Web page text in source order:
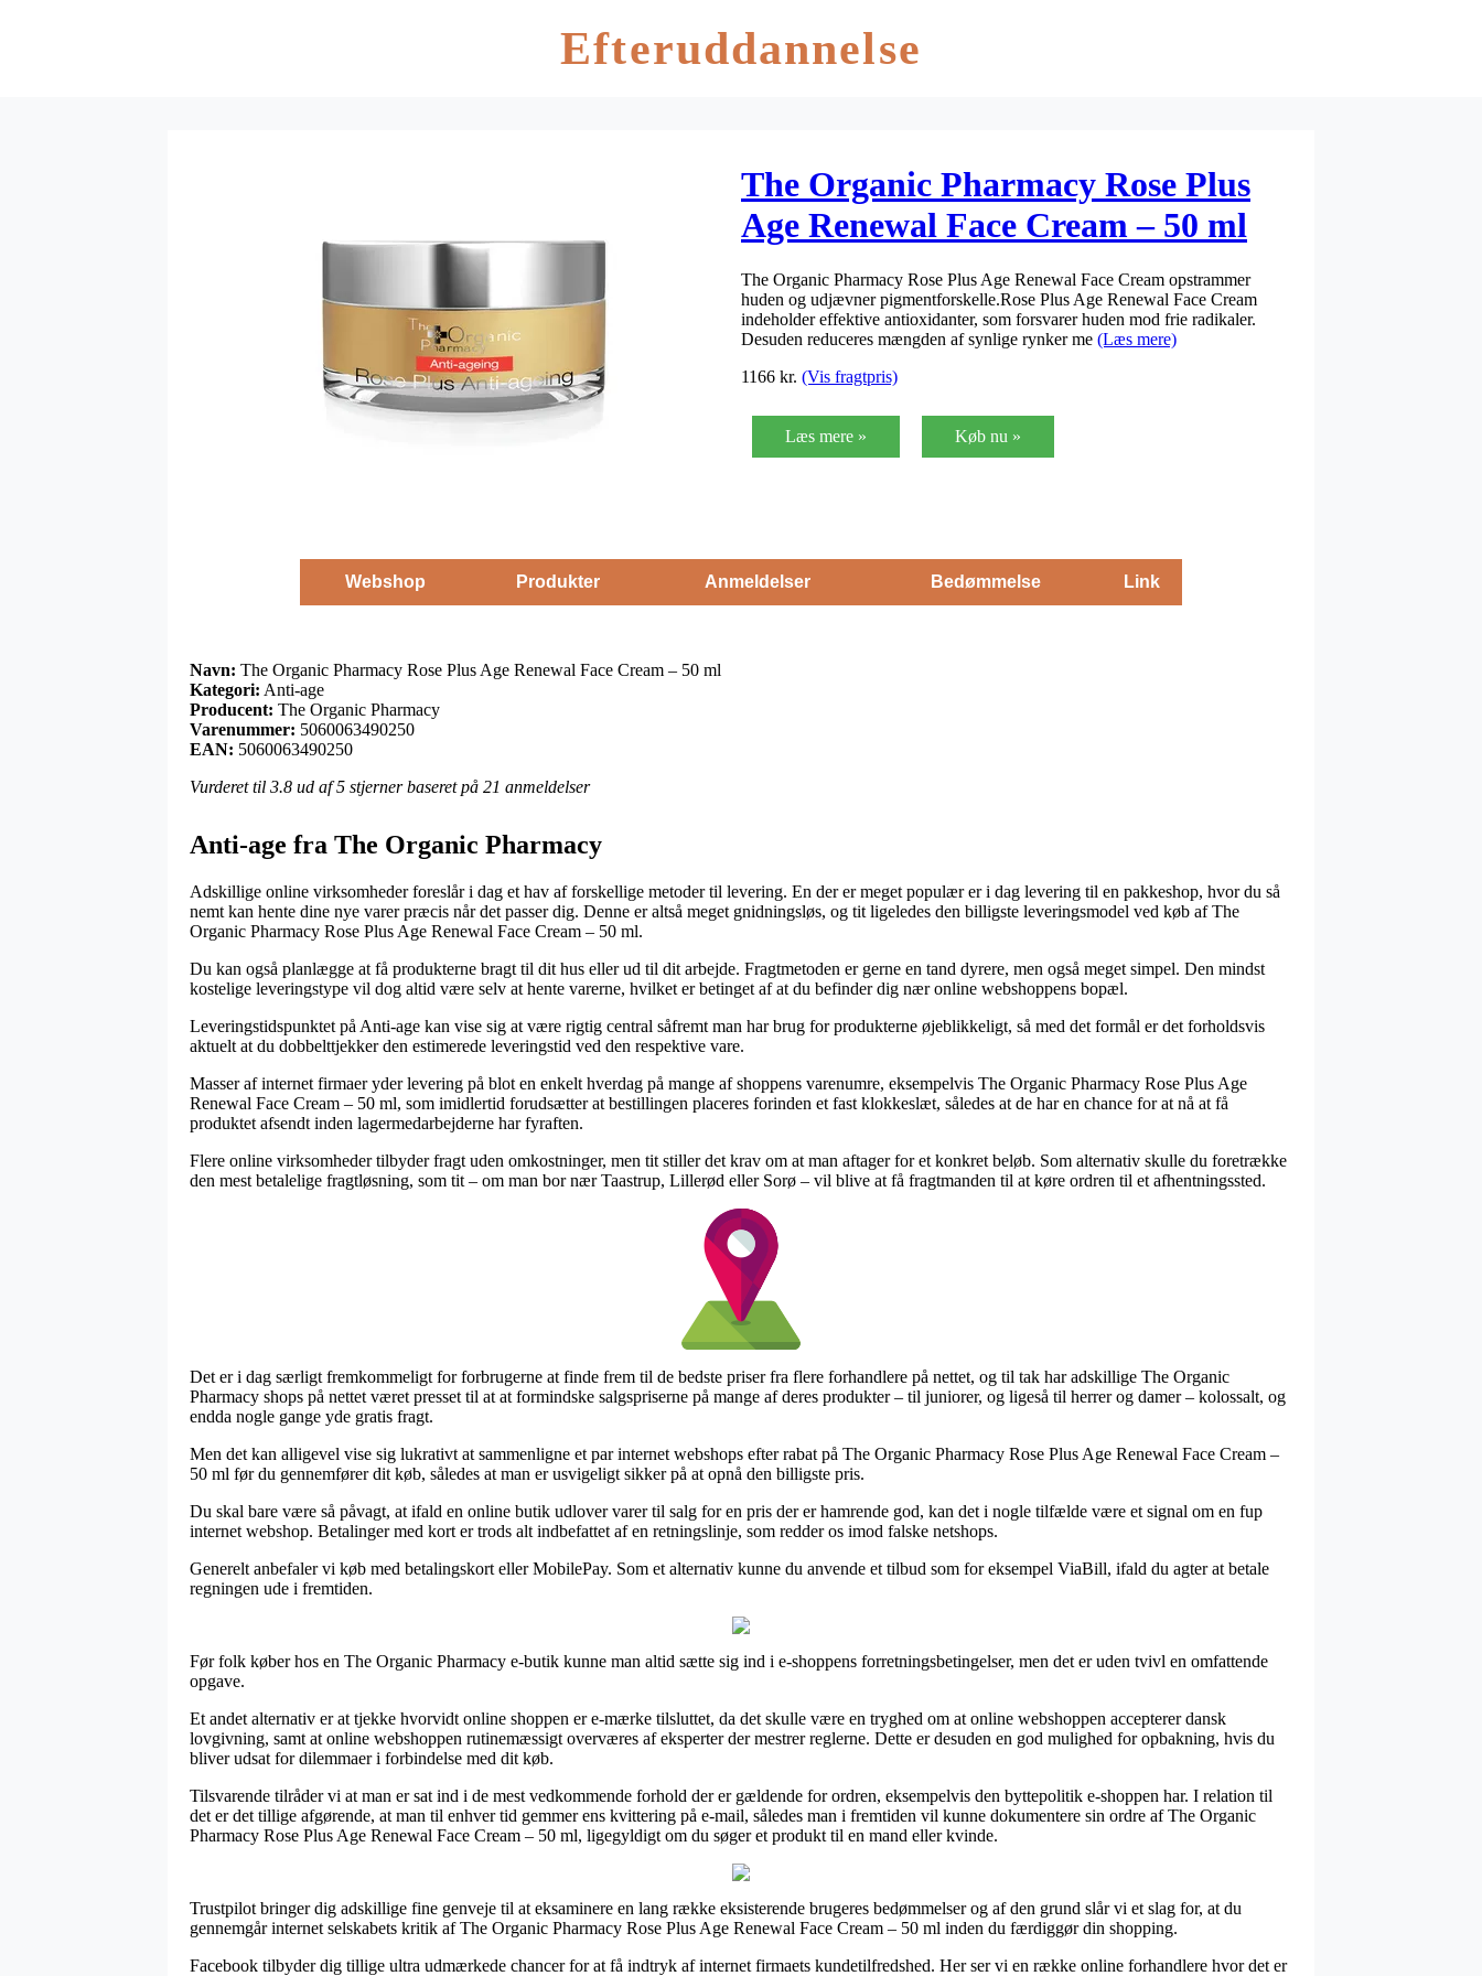
Efteruddannelse
The Organic Pharmacy Rose Plus
Age Renewal Face Cream – 50 ml
The Organic Pharmacy Rose Plus Age Renewal Face Cream opstrammer
huden og udjævner pigmentforskelle.Rose Plus Age Renewal Face Cream
indeholder effektive antioxidanter, som forsvarer huden mod frie radikaler.
Desuden reduceres mængden af synlige rynker me (Læs mere)
1166 kr. (Vis fragtpris)
Læs mere » Køb nu »
Webshop Produkter Anmeldelser Bedømmelse Link
Navn: The Organic Pharmacy Rose Plus Age Renewal Face Cream – 50 ml
Kategori: Anti-age
Producent: The Organic Pharmacy
Varenummer: 5060063490250
EAN: 5060063490250
Vurderet til 3.8 ud af 5 stjerner baseret på 21 anmeldelser
Anti-age fra The Organic Pharmacy
Adskillige online virksomheder foreslår i dag et hav af forskellige metoder til levering. En der er meget populær er i dag levering til en pakkeshop, hvor du så
nemt kan hente dine nye varer præcis når det passer dig. Denne er altså meget gnidningsløs, og tit ligeledes den billigste leveringsmodel ved køb af The
Organic Pharmacy Rose Plus Age Renewal Face Cream – 50 ml.
Du kan også planlægge at få produkterne bragt til dit hus eller ud til dit arbejde. Fragtmetoden er gerne en tand dyrere, men også meget simpel. Den mindst
kostelige leveringstype vil dog altid være selv at hente varerne, hvilket er betinget af at du befinder dig nær online webshoppens bopæl.
Leveringstidspunktet på Anti-age kan vise sig at være rigtig central såfremt man har brug for produkterne øjeblikkeligt, så med det formål er det forholdsvis
aktuelt at du dobbelttjekker den estimerede leveringstid ved den respektive vare.
Masser af internet firmaer yder levering på blot en enkelt hverdag på mange af shoppens varenumre, eksempelvis The Organic Pharmacy Rose Plus Age
Renewal Face Cream – 50 ml, som imidlertid forudsætter at bestillingen placeres forinden et fast klokkeslæt, således at de har en chance for at nå at få
produktet afsendt inden lagermedarbejderne har fyraften.
Flere online virksomheder tilbyder fragt uden omkostninger, men tit stiller det krav om at man aftager for et konkret beløb. Som alternativ skulle du foretrække
den mest betalelige fragtløsning, som tit – om man bor nær Taastrup, Lillerød eller Sorø – vil blive at få fragtmanden til at køre ordren til et afhentningssted.
Det er i dag særligt fremkommeligt for forbrugerne at finde frem til de bedste priser fra flere forhandlere på nettet, og til tak har adskillige The Organic
Pharmacy shops på nettet været presset til at at formindske salgspriserne på mange af deres produkter – til juniorer, og ligeså til herrer og damer – kolossalt, og
endda nogle gange yde gratis fragt.
Men det kan alligevel vise sig lukrativt at sammenligne et par internet webshops efter rabat på The Organic Pharmacy Rose Plus Age Renewal Face Cream –
50 ml før du gennemfører dit køb, således at man er usvigeligt sikker på at opnå den billigste pris.
Du skal bare være så påvagt, at ifald en online butik udlover varer til salg for en pris der er hamrende god, kan det i nogle tilfælde være et signal om en fup
internet webshop. Betalinger med kort er trods alt indbefattet af en retningslinje, som redder os imod falske netshops.
Generelt anbefaler vi køb med betalingskort eller MobilePay. Som et alternativ kunne du anvende et tilbud som for eksempel ViaBill, ifald du agter at betale
regningen ude i fremtiden.
Før folk køber hos en The Organic Pharmacy e-butik kunne man altid sætte sig ind i e-shoppens forretningsbetingelser, men det er uden tvivl en omfattende
opgave.
Et andet alternativ er at tjekke hvorvidt online shoppen er e-mærke tilsluttet, da det skulle være en tryghed om at online webshoppen accepterer dansk
lovgivning, samt at online webshoppen rutinemæssigt overværes af eksperter der mestrer reglerne. Dette er desuden en god mulighed for opbakning, hvis du
bliver udsat for dilemmaer i forbindelse med dit køb.
Tilsvarende tilråder vi at man er sat ind i de mest vedkommende forhold der er gældende for ordren, eksempelvis den byttepolitik e-shoppen har. I relation til
det er det tillige afgørende, at man til enhver tid gemmer ens kvittering på e-mail, således man i fremtiden vil kunne dokumentere sin ordre af The Organic
Pharmacy Rose Plus Age Renewal Face Cream – 50 ml, ligegyldigt om du søger et produkt til en mand eller kvinde.
Trustpilot bringer dig adskillige fine genveje til at eksaminere en lang række eksisterende brugeres bedømmelser og af den grund slår vi et slag for, at du
gennemgår internet selskabets kritik af The Organic Pharmacy Rose Plus Age Renewal Face Cream – 50 ml inden du færdiggør din shopping.
Facebook tilbyder dig tillige ultra udmærkede chancer for at få indtryk af internet firmaets kundetilfredshed. Her ser vi en række online forhandlere hvor det er